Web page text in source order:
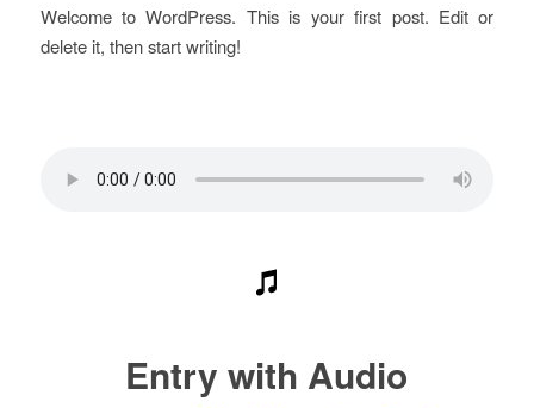
Welcome to WordPress. This is your first post. Edit or
delete it, then start writing!
Entry with Audio